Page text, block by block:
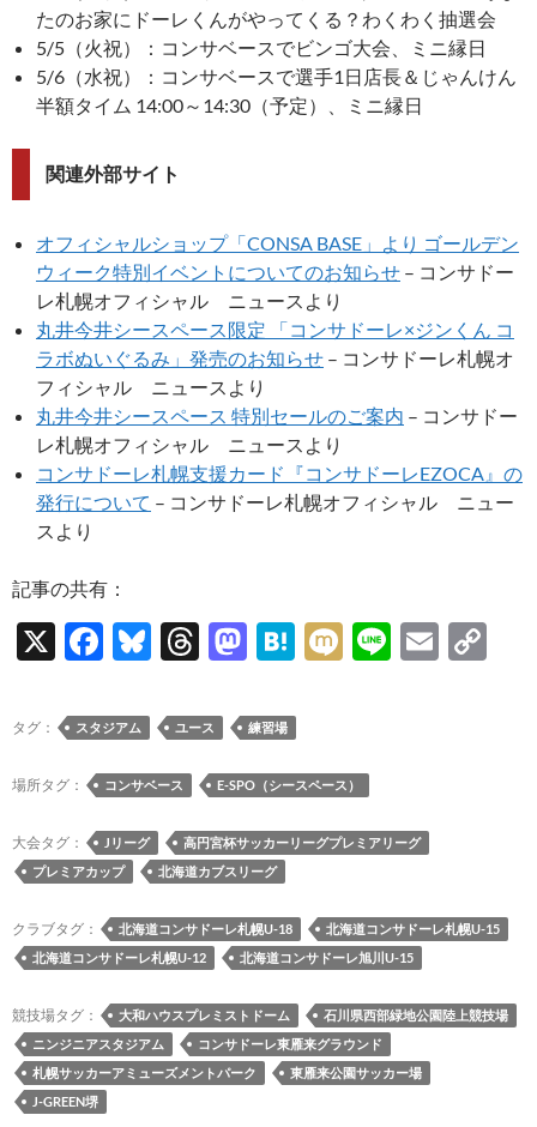
たのお家にドーレくんがやってくる？わくわく抽選会
5/5（火祝）：コンサベースでビンゴ大会、ミニ縁日
5/6（水祝）：コンサベースで選手1日店長＆じゃんけん
半額タイム 14:00～14:30（予定）、ミニ縁日
関連外部サイト
オフィシャルショップ「CONSA BASE」より ゴールデン
ウィーク特別イベントについてのお知らせ – コンサドー
レ札幌オフィシャル ニュースより
丸井今井シースペース限定 「コンサドーレ×ジンくん コ
ラボぬいぐるみ」発売のお知らせ – コンサドーレ札幌オ
フィシャル ニュースより
丸井今井シースペース 特別セールのご案内 – コンサドー
レ札幌オフィシャル ニュースより
コンサドーレ札幌支援カード『コンサドーレEZOCA』の
発行について – コンサドーレ札幌オフィシャル ニュー
スより
記事の共有：
X
F
e
b
o
o
k
Bl
es
k
y
T
e
a
ds
M
to
d
o
n
H
e
n
a
M Li
E
タグ： スタジアム ユース 練習場
場所タグ： コンサベース E-SPO（シースペース）
大会タグ： Jリーグ
高円宮杯サッカーリーグプレミアリーグ
プレミアカップ
北海道カブスリーグ
クラブタグ： 北海道コンサドーレ札幌U-18
北海道コンサドーレ札幌U-15
北海道コンサドーレ札幌U-12
北海道コンサドーレ旭川U-15
競技場タグ： 大和ハウスプレミストドーム
石川県西部緑地公園陸上競技場
ニンジニアスタジアム
コンサドーレ東雁来グラウンド
札幌サッカーアミューズメントパーク
東雁来公園サッカー場
J-GREEN堺